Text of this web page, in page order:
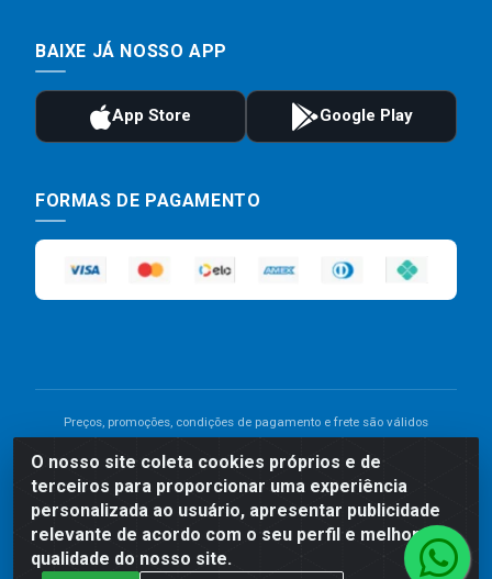
O nosso site coleta cookies próprios e de
terceiros para proporcionar uma experiência
personalizada ao usuário, apresentar publicidade
relevante de acordo com o seu perfil e melhorar a
qualidade do nosso site.
BAIXE JÁ NOSSO APP
FORMAS DE PAGAMENTO
Preços, promoções, condições de pagamento e frete são válidos
divergência de preço de um produto, será válido o preço que for
exibido no carrinho de compras do site no momento do pagamento.
As vendas estão sujeitas a análise e disponibilidade do estoque.
Imagens de produtos meramente ilustrativas.
Comercial de Construção 2001 LTDA - Av. Congresso